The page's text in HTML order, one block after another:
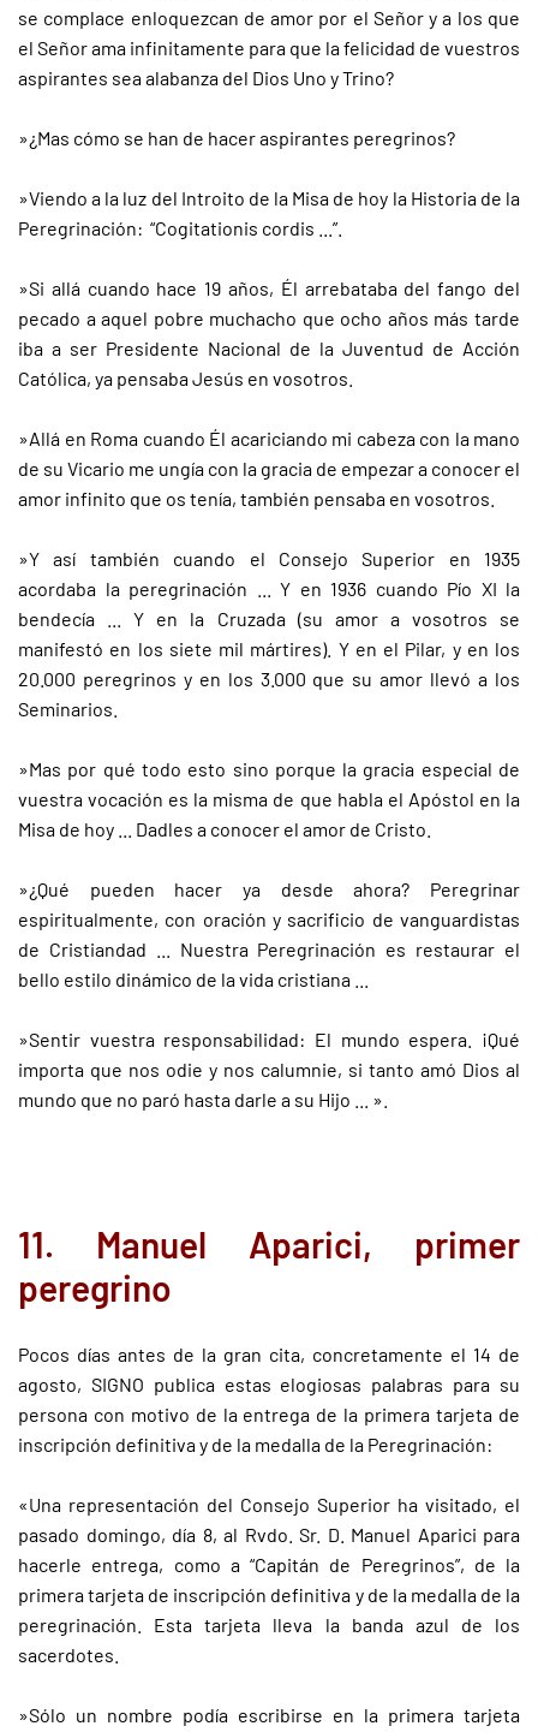
se complace enloquezcan de amor por el Señor y a los que
el Señor ama infinitamente para que la felicidad de vuestros
aspirantes sea alabanza del Dios Uno y Trino?
»¿Mas cómo se han de hacer aspirantes peregrinos?
»Viendo a la luz del Introito de la Misa de hoy la Historia de la
Peregrinación: “Cogitationis cordis ...”.
»Si allá cuando hace 19 años, Él arrebataba del fango del
pecado a aquel pobre muchacho que ocho años más tarde
iba a ser Presidente Nacional de la Juventud de Acción
Católica, ya pensaba Jesús en vosotros.
»Allá en Roma cuando Él acariciando mi cabeza con la mano
de su Vicario me ungía con la gracia de empezar a conocer el
amor infinito que os tenía, también pensaba en vosotros.
»Y así también cuando el Consejo Superior en 1935
acordaba la peregrinación ... Y en 1936 cuando Pío XI la
bendecía ... Y en la Cruzada (su amor a vosotros se
manifestó en los siete mil mártires). Y en el Pilar, y en los
20.000 peregrinos y en los 3.000 que su amor llevó a los
Seminarios.
»Mas por qué todo esto sino porque la gracia especial de
vuestra vocación es la misma de que habla el Apóstol en la
Misa de hoy ... Dadles a conocer el amor de Cristo.
»¿Qué pueden hacer ya desde ahora? Peregrinar
espiritualmente, con oración y sacrificio de vanguardistas
de Cristiandad ... Nuestra Peregrinación es restaurar el
bello estilo dinámico de la vida cristiana ...
»Sentir vuestra responsabilidad: El mundo espera. ¡Qué
importa que nos odie y nos calumnie, si tanto amó Dios al
mundo que no paró hasta darle a su Hijo ... ».
11. Manuel Aparici, primer
peregrino
Pocos días antes de la gran cita, concretamente el 14 de
agosto, SIGNO publica estas elogiosas palabras para su
persona con motivo de la entrega de la primera tarjeta de
inscripción definitiva y de la medalla de la Peregrinación:
«Una representación del Consejo Superior ha visitado, el
pasado domingo, día 8, al Rvdo. Sr. D. Manuel Aparici para
hacerle entrega, como a “Capitán de Peregrinos”, de la
primera tarjeta de inscripción definitiva y de la medalla de la
peregrinación. Esta tarjeta lleva la banda azul de los
sacerdotes.
»Sólo un nombre podía escribirse en la primera tarjeta